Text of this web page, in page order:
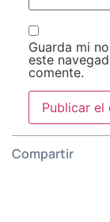
Guarda mi
este
comente.
Compartir